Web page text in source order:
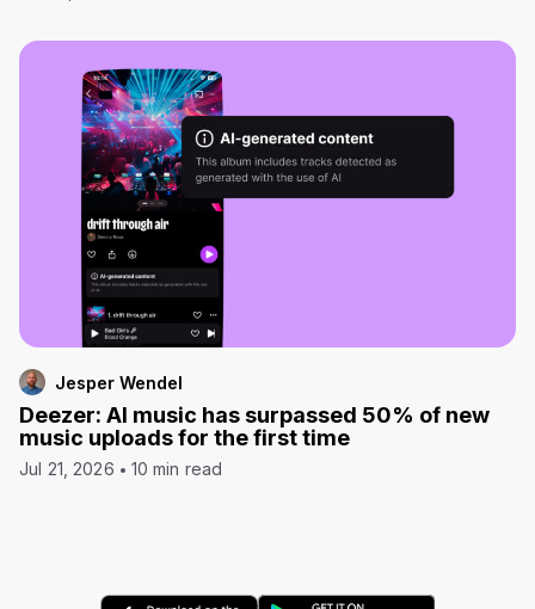
Jesper Wendel
Deezer: AI music has surpassed 50% of new
music uploads for the first time
Jul 21, 2026 10 min read